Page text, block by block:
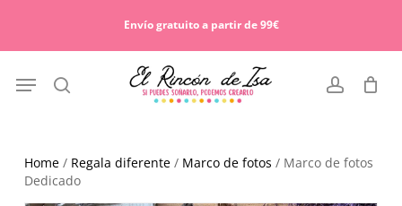
Envío gratuito a partir de 99€
search account
Menu
Cart
Home/ Regala diferente/ Marco de fotos / Marco de fotos
Dedicado